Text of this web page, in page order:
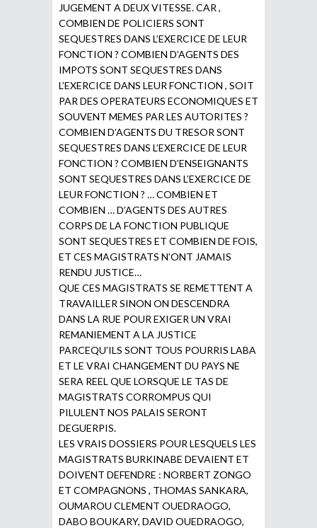
JUGEMENT A DEUX VITESSE. CAR ,
COMBIEN DE POLICIERS SONT
SEQUESTRES DANS L’EXERCICE DE LEUR
FONCTION ? COMBIEN D’AGENTS DES
IMPOTS SONT SEQUESTRES DANS
L’EXERCICE DANS LEUR FONCTION , SOIT
PAR DES OPERATEURS ECONOMIQUES ET
SOUVENT MEMES PAR LES AUTORITES ?
COMBIEN D’AGENTS DU TRESOR SONT
SEQUESTRES DANS L’EXERCICE DE LEUR
FONCTION ? COMBIEN D’ENSEIGNANTS
SONT SEQUESTRES DANS L’EXERCICE DE
LEUR FONCTION ? … COMBIEN ET
COMBIEN … D’AGENTS DES AUTRES
CORPS DE LA FONCTION PUBLIQUE
SONT SEQUESTRES ET COMBIEN DE FOIS,
ET CES MAGISTRATS N’ONT JAMAIS
RENDU JUSTICE…
QUE CES MAGISTRATS SE REMETTENT A
TRAVAILLER SINON ON DESCENDRA
DANS LA RUE POUR EXIGER UN VRAI
REMANIEMENT A LA JUSTICE
PARCEQU’ILS SONT TOUS POURRIS LABA
ET LE VRAI CHANGEMENT DU PAYS NE
SERA REEL QUE LORSQUE LE TAS DE
MAGISTRATS CORROMPUS QUI
PILULENT NOS PALAIS SERONT
DEGUERPIS.
LES VRAIS DOSSIERS POUR LESQUELS LES
MAGISTRATS BURKINABE DEVAIENT ET
DOIVENT DEFENDRE : NORBERT ZONGO
ET COMPAGNONS , THOMAS SANKARA,
OUMAROU CLEMENT OUEDRAOGO,
DABO BOUKARY, DAVID OUEDRAOGO,